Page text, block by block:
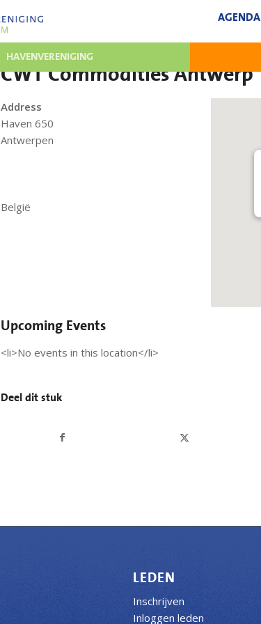
HAVENVERENIGING
AGENDA
CWT Commodities Antwerp
Address
Haven 650
Antwerpen
België
Upcoming Events
<li>No events in this location</li>
Deel dit stuk
LEDEN
Inschrijven
Inloggen leden